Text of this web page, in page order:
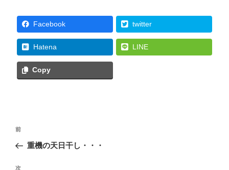
Facebook twitter
Hatena LINE
Copy
投
ナ
ビ
前
の
稿
前
重機の天日干し・・・
次